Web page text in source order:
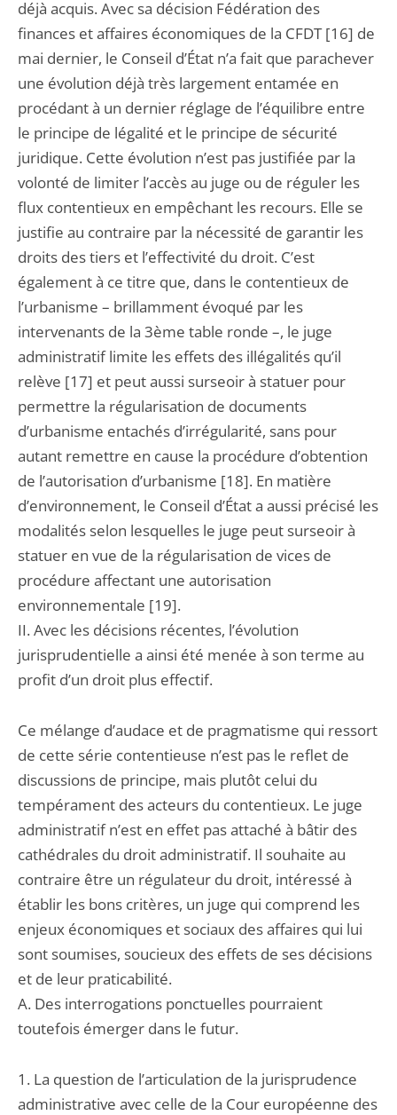
déjà acquis. Avec sa décision Fédération des
finances et affaires économiques de la CFDT [16] de
mai dernier, le Conseil d’État n’a fait que parachever
une évolution déjà très largement entamée en
procédant à un dernier réglage de l’équilibre entre
le principe de légalité et le principe de sécurité
juridique. Cette évolution n’est pas justifiée par la
volonté de limiter l’accès au juge ou de réguler les
flux contentieux en empêchant les recours. Elle se
justifie au contraire par la nécessité de garantir les
droits des tiers et l’effectivité du droit. C’est
également à ce titre que, dans le contentieux de
l’urbanisme – brillamment évoqué par les
intervenants de la 3ème table ronde –, le juge
administratif limite les effets des illégalités qu’il
relève [17] et peut aussi surseoir à statuer pour
permettre la régularisation de documents
d’urbanisme entachés d’irrégularité, sans pour
autant remettre en cause la procédure d’obtention
de l’autorisation d’urbanisme [18]. En matière
d’environnement, le Conseil d’État a aussi précisé les
modalités selon lesquelles le juge peut surseoir à
statuer en vue de la régularisation de vices de
procédure affectant une autorisation
environnementale [19].
II. Avec les décisions récentes, l’évolution
jurisprudentielle a ainsi été menée à son terme au
profit d’un droit plus effectif.
Ce mélange d’audace et de pragmatisme qui ressort
de cette série contentieuse n’est pas le reflet de
discussions de principe, mais plutôt celui du
tempérament des acteurs du contentieux. Le juge
administratif n’est en effet pas attaché à bâtir des
cathédrales du droit administratif. Il souhaite au
contraire être un régulateur du droit, intéressé à
établir les bons critères, un juge qui comprend les
enjeux économiques et sociaux des affaires qui lui
sont soumises, soucieux des effets de ses décisions
et de leur praticabilité.
A. Des interrogations ponctuelles pourraient
toutefois émerger dans le futur.
1. La question de l’articulation de la jurisprudence
administrative avec celle de la Cour européenne des